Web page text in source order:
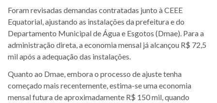
Foram revisadas demandas contratadas junto à CEEE
Equatorial, ajustando as instalações da prefeitura e do
Departamento Municipal de Água e Esgotos (Dmae). Para a
administração direta, a economia mensal já alcançou R$ 72,5
mil após a adequação das instalações.
Quanto ao Dmae, embora o processo de ajuste tenha
começado mais recentemente, estima-se uma economia
mensal futura de aproximadamente R$ 150 mil, quando